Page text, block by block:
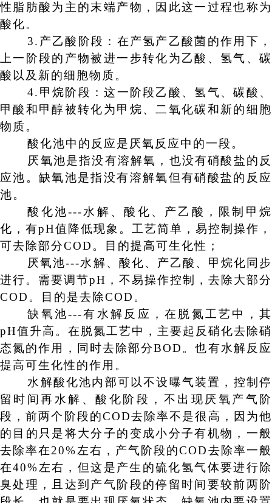
性脂肪酸为主的末端产物，因此这一过程也称为
酸化。
3. 产乙酸阶段 ： 在产氢产乙酸菌的作用下，
上一阶段的产物被进一步转化为乙酸、氢气、碳
酸以及新的细胞物质。
4. 甲烷阶段 ：这一阶段乙酸、氢气、碳酸、
甲酸和甲醇被转化为甲烷、二氧化碳和新的细胞
物质。
酸化池中的反应是厌氧反应中的一段。
厌氧池是指没有溶解氧，也没有硝酸盐的反
应池。缺氧池是指没有溶解氧但有硝酸盐的反应
池。
酸化池---水解、酸化、产乙酸，限制甲烷
化，有pH值降低现象。工艺简单，易控制操作，
可去除部分COD 。目的提高可生化性；
厌氧池---水解、酸化、产乙酸、甲烷化同步
进行。需要调节pH ，不易操作控制，去除大部分
COD 。目的是去除COD 。
缺氧池---有水解反应，在脱氮工艺中，其
pH值升高。在脱氮工艺中，主要起反硝化去除硝
态氮的作用，同时去除部分BOD 。也有水解反应
提高可生化性的作用。
水解酸化池内部可以不设曝气装置，控制停
留时间再水解、酸化阶段，不出现厌氧产气阶
段，前两个阶段的COD去除率不是很高，因为他
的目的只是将大分子的变成小分子有机物，一般
去除率在20%左右，产气阶段的COD去除率一般
在40%左右，但这是产生的硫化氢气体要进行除
臭处理，且达到产气阶段的停留时间要较前两阶